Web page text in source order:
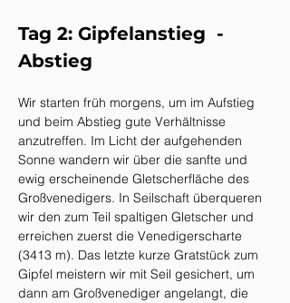
Tag 2: Gipfelanstieg  -
Abstieg
Wir starten früh morgens, um im Aufstieg
und beim Abstieg gute Verhältnisse
anzutreffen. Im Licht der aufgehenden
Sonne wandern wir über die sanfte und
ewig erscheinende Gletscherfläche des
Großvenedigers. In Seilschaft überqueren
wir den zum Teil spaltigen Gletscher und
erreichen zuerst die Venedigerscharte
(3413 m). Das letzte kurze Gratstück zum
Gipfel meistern wir mit Seil gesichert, um
dann am Großvenediger angelangt, die